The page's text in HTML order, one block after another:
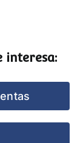
interesa: